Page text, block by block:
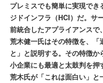
プレミスでも簡単に実現で
ジドインフラ（HCI）だ。サ
前統合したアプライアンス
荒木健一氏はその特徴を、「
と」と説明する。その特徴
小企業にも最適と太鼓判を
荒木氏が「これは面白い」